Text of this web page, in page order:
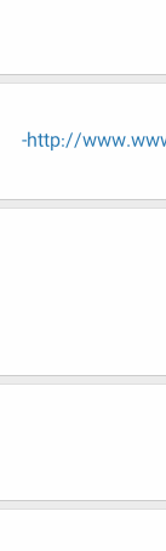
http://www.www.www.iran-eng.ir/showthread.php/212738-